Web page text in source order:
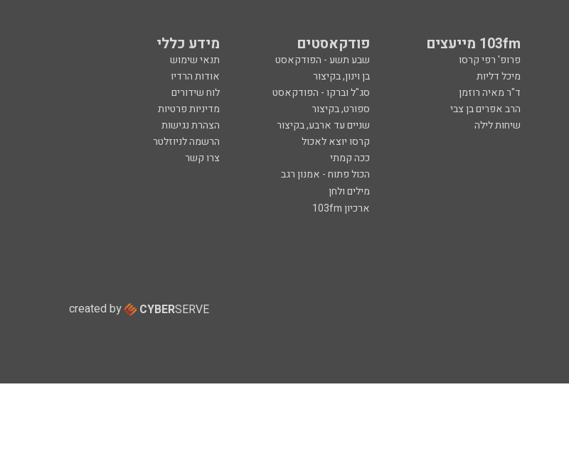
103fm מייעצים פודקאסטים מידע כללי
פרופ' רפי קרסו שבע תשע - הפודקאסט
תנאי שימוש
מיכל דליות בן וינון, בקיצור
אודות הרדיו
ד"ר מאיה רוזמן סג"ל וברקו - הפודקאסט
לוח שידורים
הרב אפרים בן צבי ספורט, בקיצור
מדיניות פרטיות
שיחות לילה שניים עד ארבע, בקיצור
הצהרת נגישות
קרסו יוצא לאכול
הרשמה לניוזלטר
ככה קמתי
צרו קשר
הכול פתוח - אמנון רגב
מילים ולחן
ארכיון 103fm
created by CYBERSERVE